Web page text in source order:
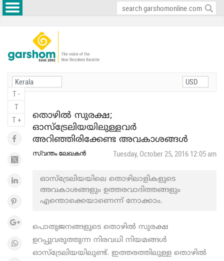
T -
T
T +
തൊഴിൽ സുരക്ഷ;
ഓസ്ട്രേലിയയിലുള്ളവർ
അറിഞ്ഞിരിക്കേണ്ട അവകാശങ്ങൾ
സ്വന്തം ലേഖകൻ Tuesday, October 25, 2016 12:05 am
ഓസ്ട്രേലിയയിലെ തൊഴിലാളികളുടെ
അവകാശങ്ങളും ഉത്തരവാദിത്തങ്ങളും
എന്തൊക്കെയാണെന്ന് നോക്കാം.
പൊതുജനങ്ങളുടെ തൊഴിൽ സുരക്ഷ
ഉറപ്പുവരുത്തുന്ന നിരവധി നിയമങ്ങൾ
ഓസ്ട്രേലിയയിലുണ്ട്. ഇത്തരത്തിലുള്ള തൊഴിൽ